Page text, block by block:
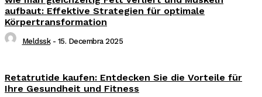
aufbaut: Effektive Strategien für optimale
Körpertransformation
Meldssk - 15. Decembra 2025
Retatrutide kaufen: Entdecken Sie die Vorteile für
Ihre Gesundheit und Fitness